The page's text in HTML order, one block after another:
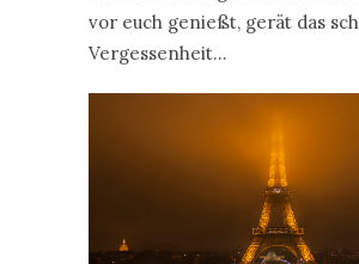
vor euch genießt, gerät das
Vergessenheit…